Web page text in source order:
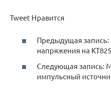
Tweet Нравится
Предыдущая
напряжения на КТ825
Следующая запись:
импульсный